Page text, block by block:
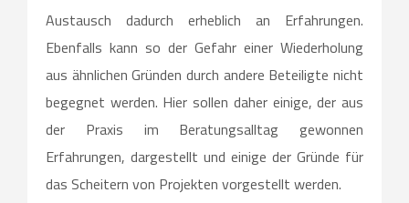
Austausch dadurch erheblich an Erfahrungen.
Ebenfalls kann so der Gefahr einer Wiederholung
aus ähnlichen Gründen durch andere Beteiligte nicht
begegnet werden. Hier sollen daher einige, der aus
der Praxis im Beratungsalltag gewonnen
Erfahrungen, dargestellt und einige der Gründe für
das Scheitern von Projekten vorgestellt werden.